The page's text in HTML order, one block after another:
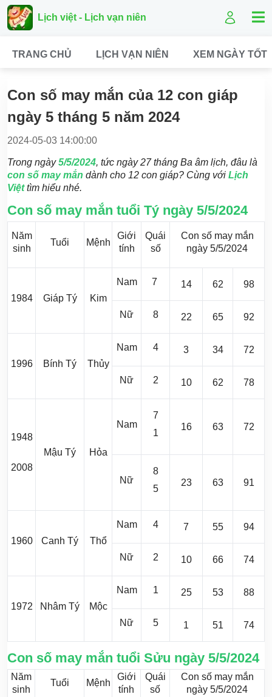
Lịch việt - Lịch vạn niên
TRANG CHỦ LỊCH VẠN NIÊN XEM NGÀY TỐT
Con số may mắn của 12 con giáp
ngày 5 tháng 5 năm 2024
2024-05-03 14:00:00
Trong ngày5/5/2024, tức ngày 27 tháng Ba âm lịch, đâu là
con số may mắn dành cho 12 con giáp? Cùng với Lịch
Việttìm hiểu nhé.
Con số may mắn tuổi Tý ngày 5/5/2024
Năm
sinh
Tuổi Mệnh
Giới
tính
Quái
số
Con số may mắn
ngày 5/5/2024
1984 Giáp Tý Kim
Nam 7 14 62 98
Nữ 8 22 65 92
1996 Bính Tý Thủy
Nam 4 3 34 72
Nữ 2 10 62 78
1948
2008
Mậu Tý Hỏa
Nam
7
1
16 63 72
Nữ
8
5
23 63 91
1960 Canh Tý Thổ
Nam 4 7 55 94
Nữ 2 10 66 74
1972 Nhâm Tý Mộc
Nam 1 25 53 88
Nữ 5 1 51 74
Con số may mắn tuổi Sửu ngày 5/5/2024
Năm
sinh
Tuổi Mệnh
Giới
tính
Quái
số
Con số may mắn
ngày 5/5/2024